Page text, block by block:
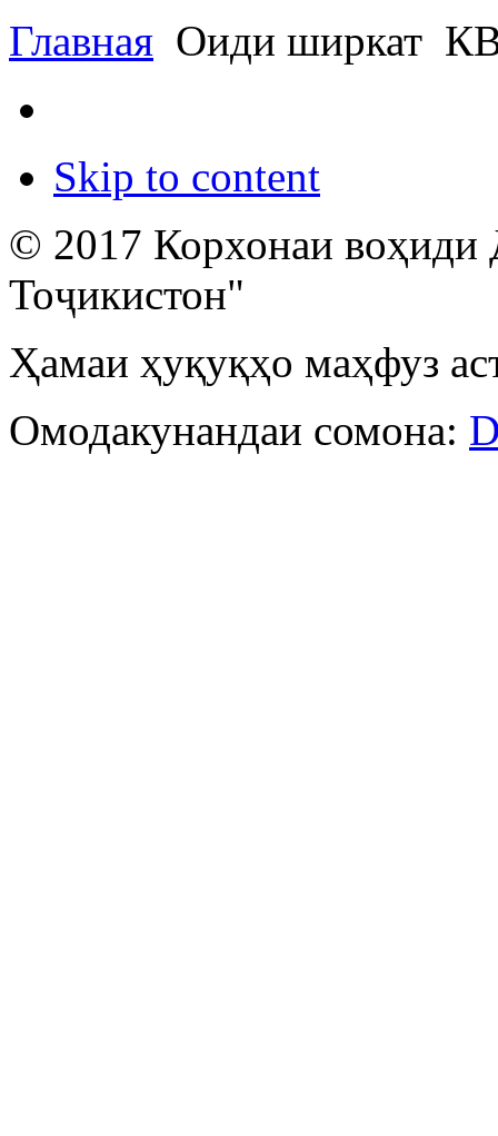
Главная Оиди ширкат
Skip to content
© 2017 Корхонаи воҳиди
Тоҷикистон"
Ҳамаи ҳуқуқҳо маҳфуз
Омодакунандаи сомона: